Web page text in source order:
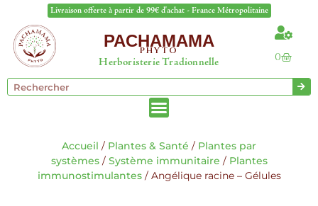
Livraison offerte à partir de 99€ d'achat - France Métropolitaine
PACHAMAMA
PHYTO
Herboristerie Tradionnelle 0
Accueil / Plantes & Santé / Plantes par
systèmes/ Système immunitaire / Plantes
immunostimulantes/ Angélique racine – Gélules